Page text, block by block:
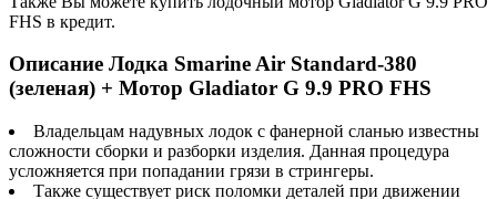
FHS в кредит.
Описание Лодка Smarine Air Standard-380
(зеленая) + Мотор Gladiator G 9.9 PRO FHS
Владельцам надувных лодок с фанерной сланью известны
сложности сборки и разборки изделия. Данная процедура
усложняется при попадании грязи в стрингеры.
Также существует риск поломки деталей при движении